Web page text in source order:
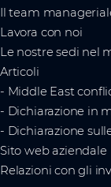
Il team
Lavora con noi
Le nostre sedi nel
Articoli
- Middle East
- Dichiarazione in
- Dichiarazione
Sito web aziendale
Relazioni con gli